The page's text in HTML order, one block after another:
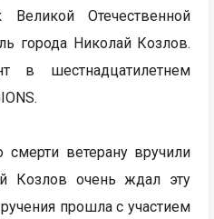
Отечественной
города Николай Козлов.
в шестнадцатилетнем
ветерану вручили
Козлов очень ждал эту
прошла с участием